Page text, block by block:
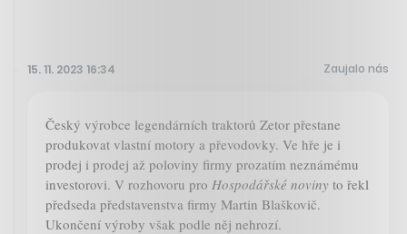
15. 11. 2023 16:34 Zaujalo nás
Český výrobce legendárních traktorů Zetor přestane
produkovat vlastní motory a převodovky. Ve hře je i
prodej i prodej až poloviny firmy prozatím neznámému
investorovi. V rozhovoru pro Hospodářské noviny to řekl
předseda představenstva firmy Martin Blaškovič.
Ukončení výroby však podle něj nehrozí.